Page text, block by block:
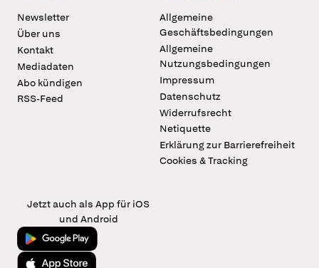
Newsletter
Über uns
Kontakt
Mediadaten
Abo kündigen
RSS-Feed
Allgemeine
Geschäftsbedingungen
Allgemeine
Nutzungsbedingungen
Impressum
Datenschutz
Widerrufsrecht
Netiquette
Erklärung zur Barrierefreiheit
Cookies & Tracking
Jetzt auch als App für iOS
und Android
Jetzt bei Google Play
Laden im App Store